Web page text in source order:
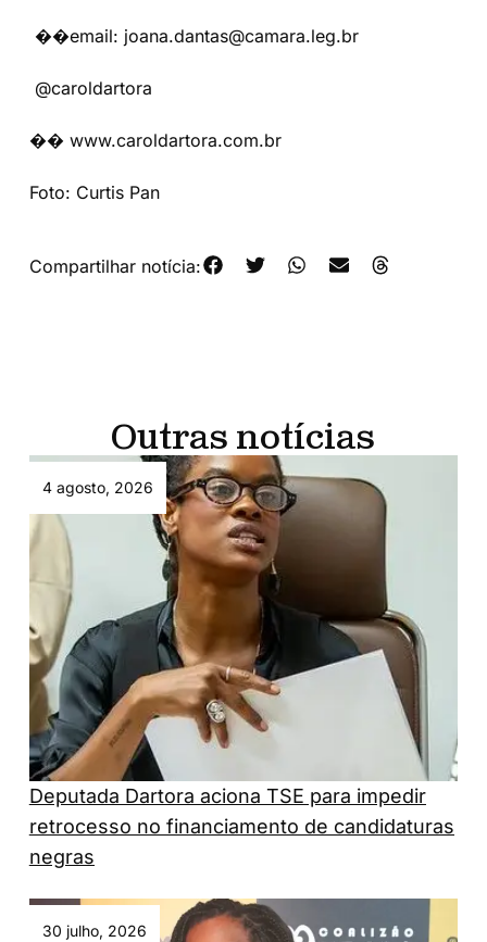
��email: joana.dantas@camara.leg.br
@caroldartora
�� www.caroldartora.com.br
Foto: Curtis Pan
Compartilhar notícia:
Outras notícias
4 agosto, 2026
Deputada Dartora aciona TSE para impedir
retrocesso no financiamento de candidaturas
negras
30 julho, 2026